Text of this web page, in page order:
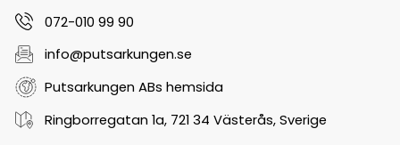
072-010 99 90
info@putsarkungen.se
Putsarkungen ABs hemsida
Ringborregatan 1a, 721 34 Västerås, Sverige